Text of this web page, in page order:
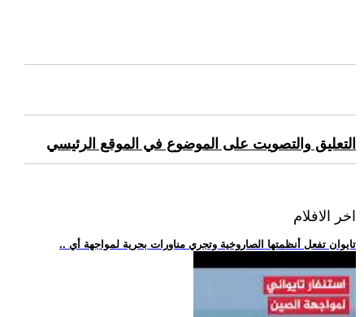
التعليق والتصويت على الموضوع في الموقع الرئيسي
اخر الافلام
.. تايوان تفعل أنظمتها الصاروخية وتجري مناورات بحرية لمواجهة أي